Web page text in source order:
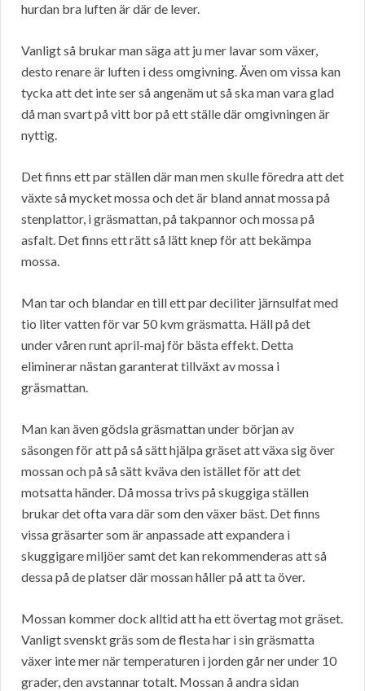
hurdan bra luften är där de lever.
Vanligt så brukar man säga att ju mer lavar som växer,
desto renare är luften i dess omgivning. Även om vissa kan
tycka att det inte ser så angenäm ut så ska man vara glad
då man svart på vitt bor på ett ställe där omgivningen är
nyttig.
Det finns ett par ställen där man men skulle föredra att det
växte så mycket mossa och det är bland annat mossa på
stenplattor, i gräsmattan, på takpannor och mossa på
asfalt. Det finns ett rätt så lätt knep för att bekämpa
mossa.
Man tar och blandar en till ett par deciliter järnsulfat med
tio liter vatten för var 50 kvm gräsmatta. Häll på det
under våren runt april-maj för bästa effekt. Detta
eliminerar nästan garanterat tillväxt av mossa i
gräsmattan.
Man kan även gödsla gräsmattan under början av
säsongen för att på så sätt hjälpa gräset att växa sig över
mossan och på så sätt kväva den istället för att det
motsatta händer. Då mossa trivs på skuggiga ställen
brukar det ofta vara där som den växer bäst. Det finns
vissa gräsarter som är anpassade att expandera i
skuggigare miljöer samt det kan rekommenderas att så
dessa på de platser där mossan håller på att ta över.
Mossan kommer dock alltid att ha ett övertag mot gräset.
Vanligt svenskt gräs som de flesta har i sin gräsmatta
växer inte mer när temperaturen i jorden går ner under 10
grader, den avstannar totalt. Mossan å andra sidan